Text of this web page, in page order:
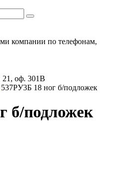
компании по телефонам,
21, оф. 301В
537РУ3Б 18 ног б/подложек
б/подложек